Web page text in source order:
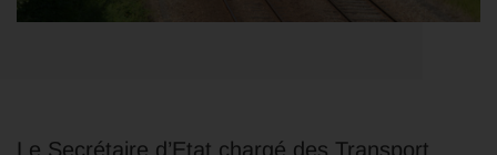
Le Secrétaire d’Etat chargé des Transport